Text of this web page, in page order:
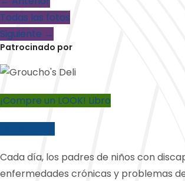
Todas las fotos
Siguiente →
Patrocinado por
¡Compre un LOOK! Libro
Cada día, los padres de niños con
enfermedades crónicas y problemas